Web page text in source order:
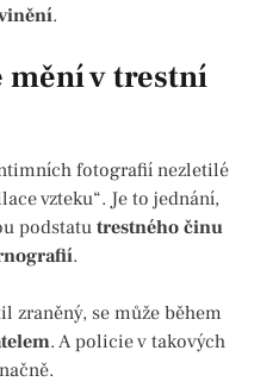
.
mění v trestní
fotografií nezletilé
vzteku“. Je to jednání,
podstatu trestného činu
.
zraněný, se může během
. A policie v takových